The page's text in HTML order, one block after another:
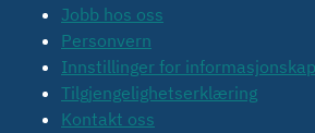
Jobb hos oss
Personvern
Innstillinger for
Tilgjengelighetserklæring
Kontakt oss